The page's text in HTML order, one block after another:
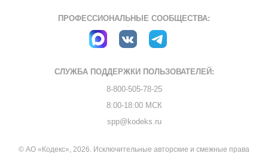
ПРОФЕССИОНАЛЬНЫЕ СООБЩЕСТВА:
СЛУЖБА ПОДДЕРЖКИ ПОЛЬЗОВАТЕЛЕЙ:
8-800-505-78-25
8:00-18:00 МСК
spp@kodeks.ru
© АО «Кодекс», 2026. Исключительные авторские и смежные права